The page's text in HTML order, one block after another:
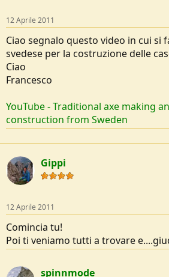
D
i
s
u
s
s
o
n
e
z
i
o
12 Aprile 2011
Ciao segnalo questo video in cui si
svedese per la costruzione delle
Ciao
Francesco
YouTube - Traditional axe making
construction from Sweden
Gippi
12 Aprile 2011
Comincia tu!
Poi ti veniamo tutti a trovare
spinnmode